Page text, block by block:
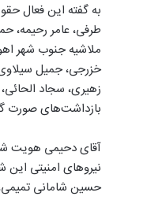
به گفته این فعال
ملاشيه جنوب شهر
خزرجی، جميل
زهيرى، سجاد
بازداشت‌های صورت
نیروهای امنیتی
حسين شامانى